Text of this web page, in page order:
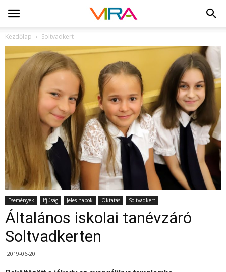
Kezdőlap Soltvadkert
Események Ifjúság Jeles napok Oktatás Soltvadkert
Általános iskolai tanévzáró
Soltvadkerten
2019-06-20